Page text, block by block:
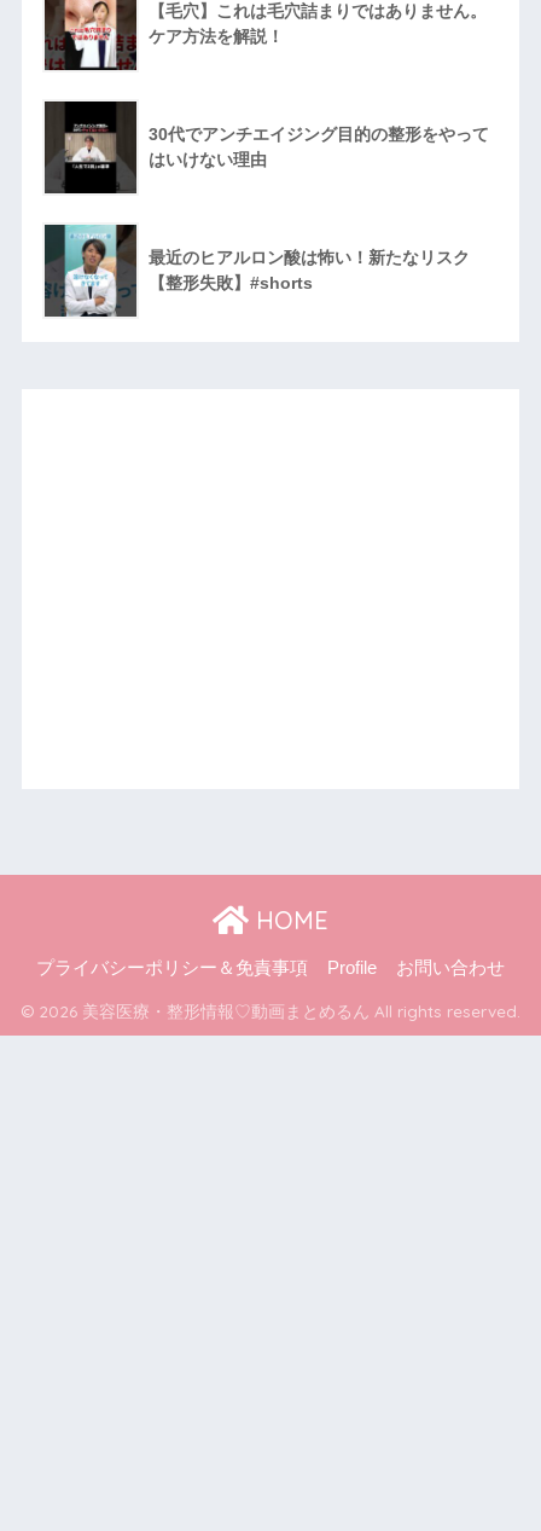
【毛穴】これは毛穴詰まりではありません。
ケア方法を解説！
30代でアンチエイジング目的の整形をやって
はいけない理由
最近のヒアルロン酸は怖い！新たなリスク
【整形失敗】#shorts
HOME
プライバシーポリシー＆免責事項 Profile お問い合わせ
© 2026 美容医療・整形情報♡動画まとめるん All rights reserved.